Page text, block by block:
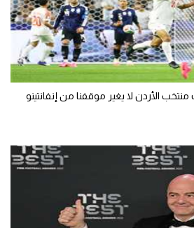
الأردن لا يغير موقفنا من إنفانتينو